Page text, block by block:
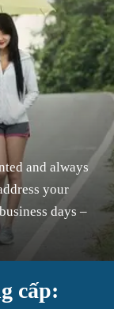
and always
your
days –
cấp: